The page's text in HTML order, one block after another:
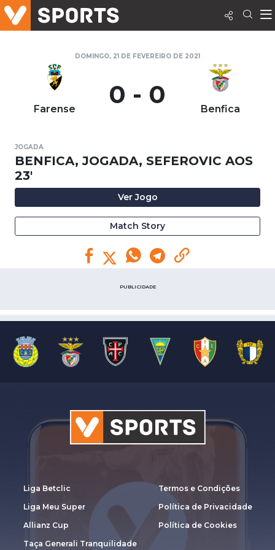
DOMINGO, 21 DE FEVEREIRO DE 2021
Farense 0 - 0 Benfica
JOGADA
BENFICA, JOGADA, SEFEROVIC AOS
23'
Ver Jogo
Match Story
PUBLICIDADE
Liga Betclic
Liga Meu Super
Allianz Cup
Taça Generali Tranquilidade
Termos e Condições
Política de Privacidade
Política de Cookies